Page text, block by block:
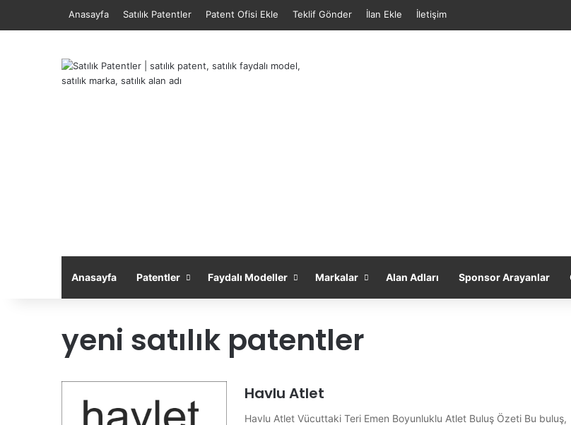
Anasayfa Satılık Patentler Patent Ofisi Ekle Teklif Gönder İlan Ekle İletişim
Anasayfa Patentler Faydalı Modeller Markalar Alan Adları Sponsor Arayanlar
yeni satılık patentler
Havlu Atlet
Havlu Atlet Vücuttaki Teri Emen Boyunluklu Atlet Buluş Özeti Bu buluş,